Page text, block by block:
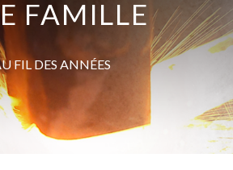
FAMILLE
FIL DES ANNÉES